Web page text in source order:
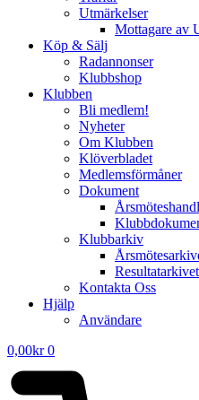
Utmärkelser
Mottagare av
Köp & Sälj
Radannonser
Klubbshop
Klubben
Bli medlem!
Nyheter
Om Klubben
Klöverbladet
Medlemsförmåner
Dokument
Klubbarkiv
Resultatarkivet
Kontakta Oss
Hjälp
Användare
0,00kr 0